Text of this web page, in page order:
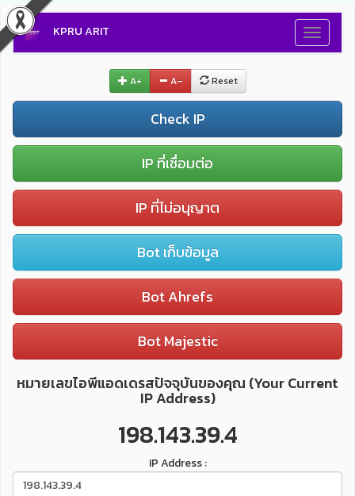
Toggle
KPRU ARIT
A+ A– Reset
Check IP
IP ที่เชื่อมต่อ
IP ที่ไม่อนุญาต
Bot เก็บข้อมูล
Bot Ahrefs
Bot Majestic
หมายเลขไอพีแอดเดรสปัจจุบันของคุณ (Your Current
IP Address)
198.143.39.4
IP Address :